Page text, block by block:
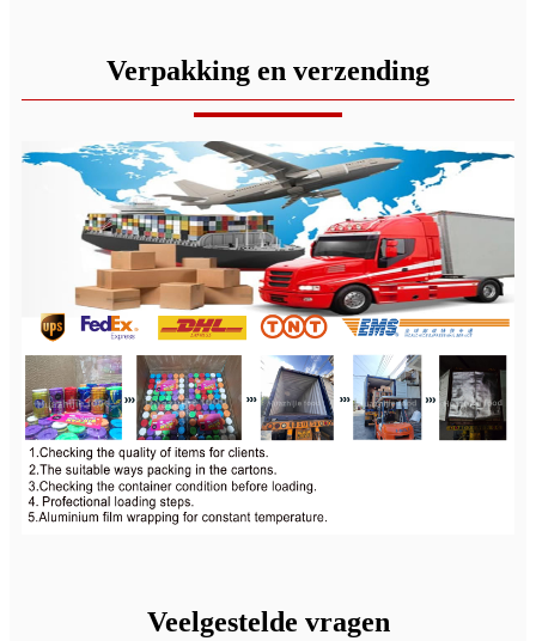
Verpakking en verzending
Veelgestelde vragen